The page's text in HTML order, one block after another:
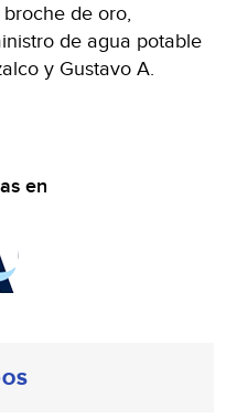
de oro,
de agua potable
y Gustavo A.
en